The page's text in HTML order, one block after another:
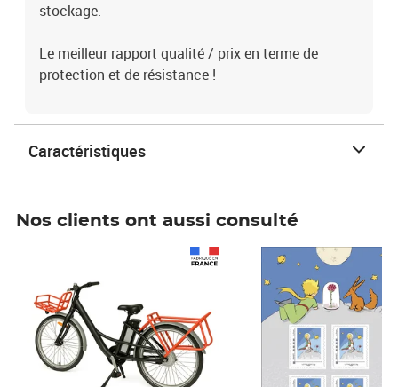
stockage.
Le meilleur rapport qualité / prix en terme de
protection et de résistance !
Caractéristiques
Nos clients ont aussi consulté
Prix 7,50€